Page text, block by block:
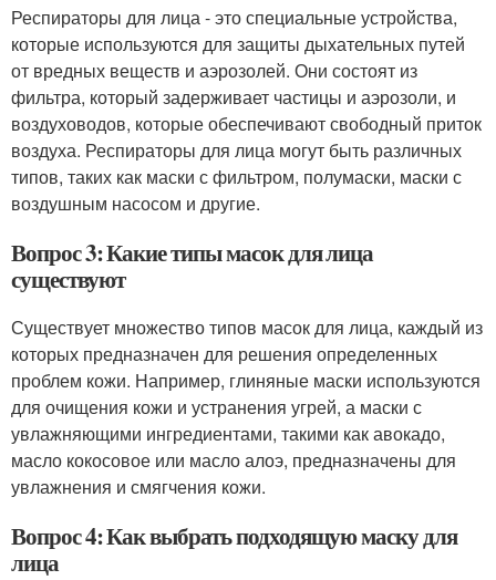
Респираторы для лица - это специальные устройства,
которые используются для защиты дыхательных путей
от вредных веществ и аэрозолей. Они состоят из
фильтра, который задерживает частицы и аэрозоли, и
воздуховодов, которые обеспечивают свободный приток
воздуха. Респираторы для лица могут быть различных
типов, таких как маски с фильтром, полумаски, маски с
воздушным насосом и другие.
Вопрос 3: Какие типы масок для лица
существуют
Существует множество типов масок для лица, каждый из
которых предназначен для решения определенных
проблем кожи. Например, глиняные маски используются
для очищения кожи и устранения угрей, а маски с
увлажняющими ингредиентами, такими как авокадо,
масло кокосовое или масло алоэ, предназначены для
увлажнения и смягчения кожи.
Вопрос 4: Как выбрать подходящую маску для
лица